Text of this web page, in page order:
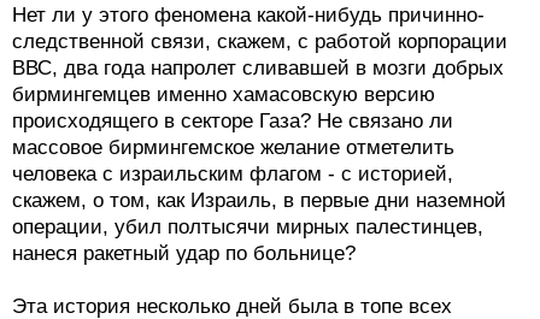
Нет ли у этого феномена какой-нибудь причинно-
следственной связи, скажем, с работой корпорации
ВВС, два года напролет сливавшей в мозги добрых
бирмингемцев именно хамасовскую версию
происходящего в секторе Газа? Не связано ли
массовое бирмингемское желание отметелить
человека с израильским флагом - с историей,
скажем, о том, как Израиль, в первые дни наземной
операции, убил полтысячи мирных палестинцев,
нанеся ракетный удар по больнице?
Эта история несколько дней была в топе всех